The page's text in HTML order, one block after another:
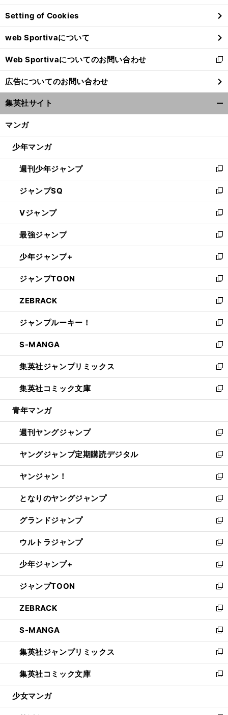
ン
ド
ウ
で
開
く
Setting of Cookies
web Sportivaについて
Web Sportivaについてのお問い合わせ
新
し
い
ウ
ィ
ン
ウ
開
く
広告についてのお問い合わせ
集英社サイト
マンガ
少年マンガ
週刊少年ジャンプ
新
し
い
ウ
ィ
ン
ド
ウ
で
開
く
ジャンプSQ
新
し
い
ウ
ィ
ン
ド
ウ
で
開
く
Vジャンプ
新
し
い
ウ
ィ
ン
ド
ウ
で
開
く
最強ジャンプ
新
し
い
ウ
ィ
ン
ド
ウ
で
開
く
少年ジャンプ+
新
し
い
ウ
ィ
ン
ド
ウ
で
開
く
ジャンプTOON
新
し
い
ウ
ィ
ン
ド
ウ
で
開
く
ZEBRACK
新
し
い
ウ
ィ
ン
ド
ウ
で
開
ジャンプルーキー！
新
し
い
ウ
ィ
ン
ド
ウ
開
く
S-MANGA
新
し
い
ウ
ィ
ン
ウ
で
開
く
集英社ジャンプリミックス
新
し
い
ウ
ン
ド
ウ
で
開
く
集英社コミック文庫
新
し
ウ
ィ
ン
ド
ウ
で
開
く
青年マンガ
週刊ヤングジャンプ
新
し
い
ウ
ィ
ン
ド
ウ
で
開
く
ヤングジャンプ定期購読デジタル
新
し
い
ウ
ィ
ン
ド
ウ
で
開
く
ヤンジャン！
新
し
い
ウ
ィ
ン
ド
ウ
で
開
く
となりのヤングジャンプ
新
し
い
ウ
ィ
ン
ド
ウ
で
開
く
グランドジャンプ
新
し
い
ウ
ィ
ン
ド
ウ
で
開
く
ウルトラジャンプ
新
し
い
ウ
ィ
ン
ド
ウ
で
開
く
少年ジャンプ+
新
し
い
ウ
ィ
ン
ド
ウ
で
開
く
ジャンプTOON
新
し
い
ウ
ィ
ン
ド
ウ
で
開
ZEBRACK
新
し
い
ウ
ィ
ン
ド
ウ
開
S-MANGA
新
し
い
ウ
ィ
ン
ウ
集英社ジャンプリミックス
新
し
い
ウ
ン
集英社コミック文庫
新
し
ウ
少女マンガ